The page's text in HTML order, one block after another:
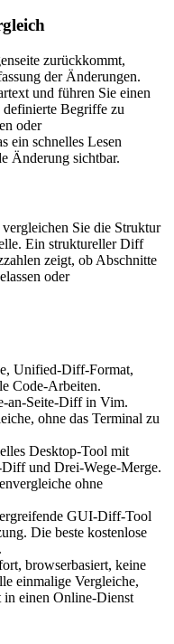
zurückkommt,
der Änderungen.
und führen Sie einen
Begriffe zu
oder
ein schnelles Lesen
Änderung sichtbar.
Sie die Struktur
Ein struktureller Diff
zeigt, ob Abschnitte
oder
Unified-Diff-Format,
Code-Arbeiten.
an-Seite-Diff in Vim.
ohne das Terminal zu
Desktop-Tool mit
und Drei-Wege-Merge.
ohne
GUI-Diff-Tool
Die beste kostenlose
browserbasiert, keine
einmalige Vergleiche,
in einen Online-Dienst